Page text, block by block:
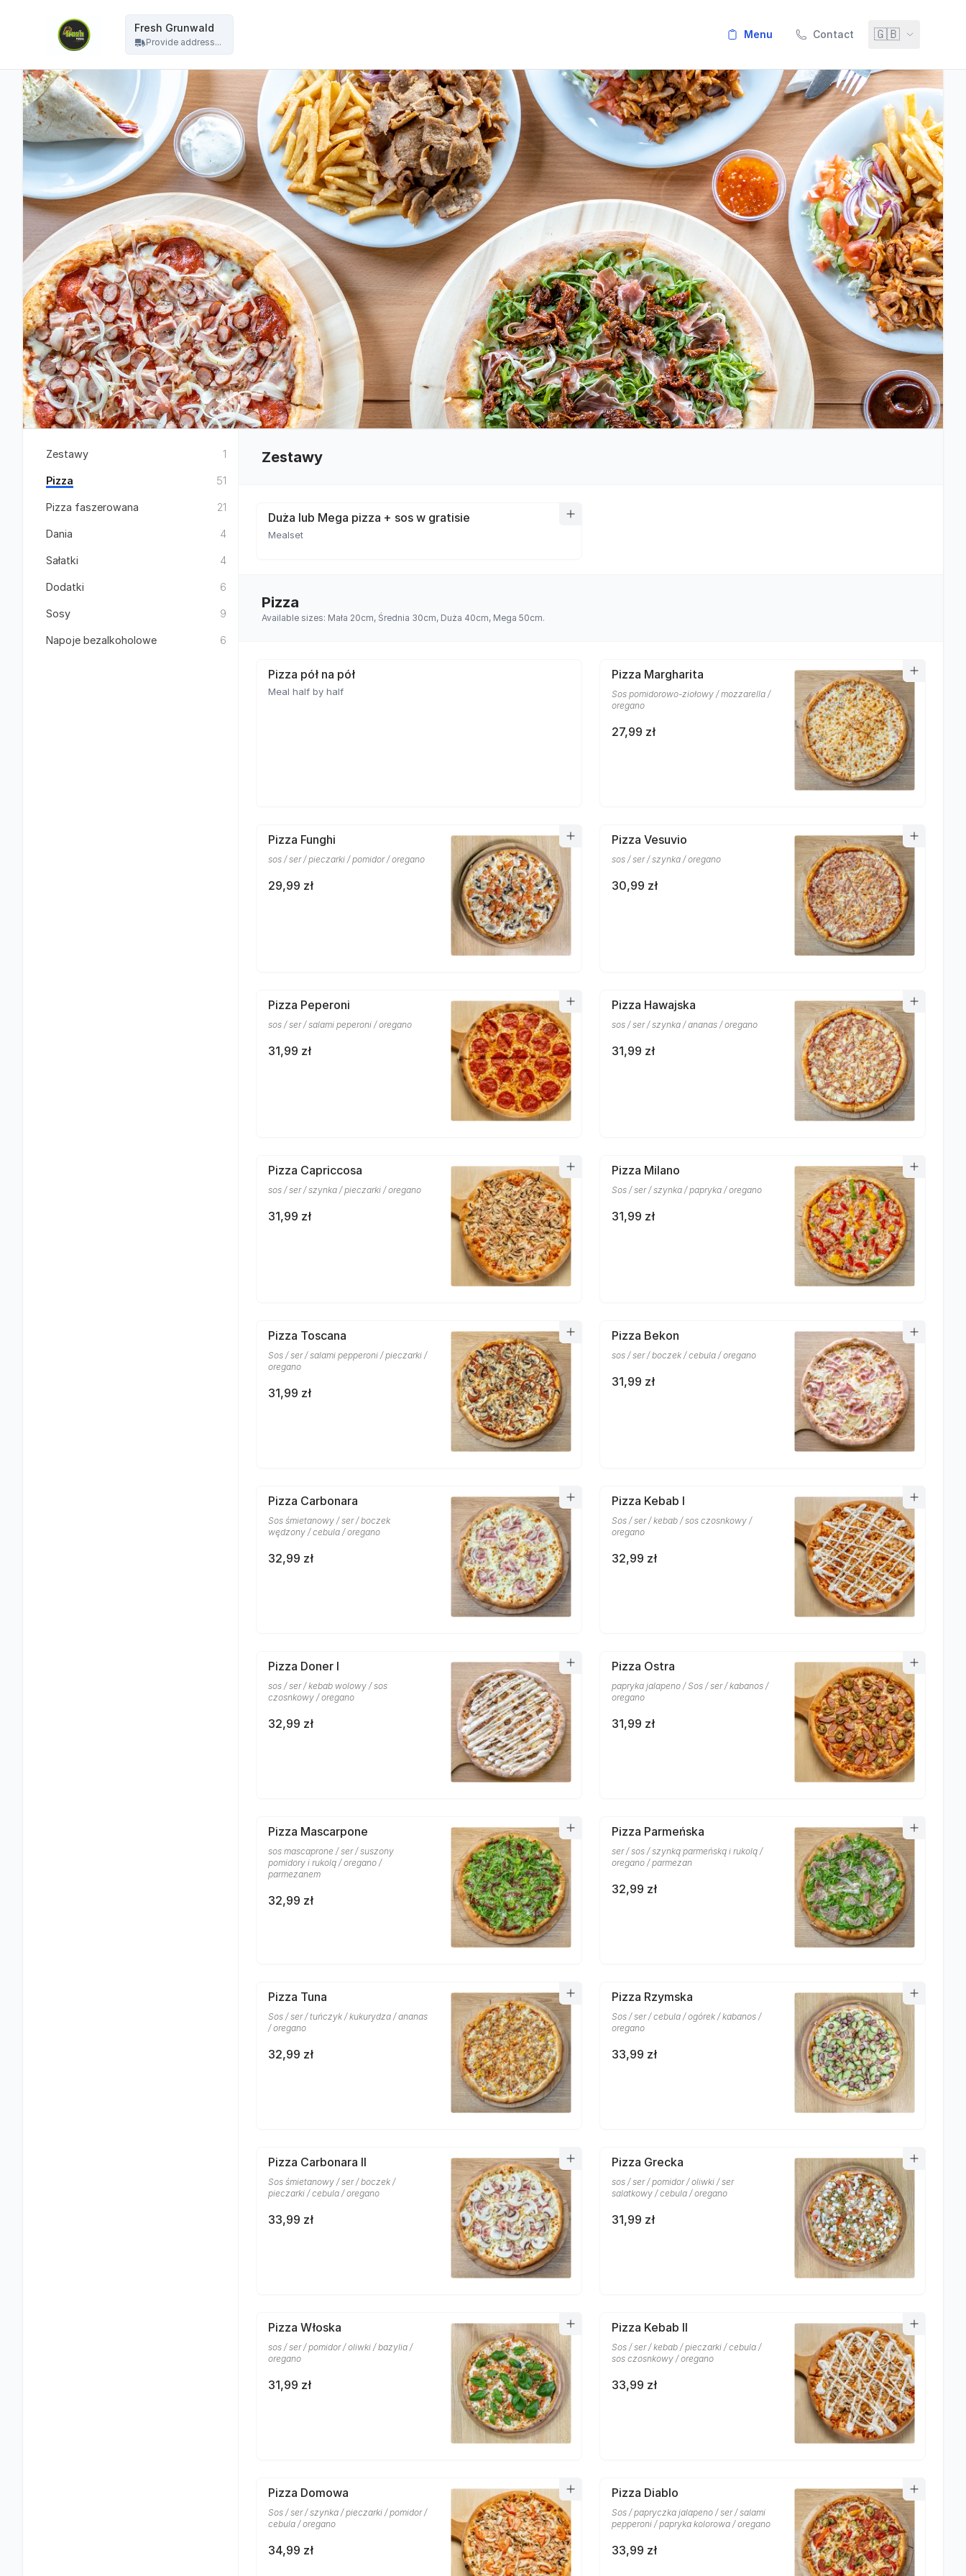
Fresh Grunwald
Provide address...
menu Contact 🇬🇧
Zestawy 1
Pizza 51
Pizza faszerowana 21
Dania 4
Sałatki 4
Dodatki 6
Sosy 9
Napoje bezalkoholowe 6
Zestawy
Duża lub Mega pizza + sos w gratisie
Mealset
Pizza
Available sizes: Mała 20cm, Średnia 30cm, Duża 40cm, Mega 50cm.
Pizza pół na pół
Meal half by half
Pizza Margharita
Sos pomidorowo-ziołowy / mozzarella /
oregano
27,99 zł
Pizza Funghi
sos / ser / pieczarki / pomidor / oregano
29,99 zł
Pizza Vesuvio
sos / ser / szynka / oregano
30,99 zł
Pizza Peperoni
sos / ser / salami peperoni / oregano
31,99 zł
Pizza Hawajska
sos / ser / szynka / ananas / oregano
31,99 zł
Pizza Capriccosa
sos / ser / szynka / pieczarki / oregano
31,99 zł
Pizza Milano
Sos / ser / szynka / papryka / oregano
31,99 zł
Pizza Toscana
Sos / ser / salami pepperoni / pieczarki /
oregano
31,99 zł
Pizza Bekon
sos / ser / boczek / cebula / oregano
31,99 zł
Pizza Carbonara
Sos śmietanowy / ser / boczek
wędzony / cebula / oregano
32,99 zł
Pizza Kebab I
Sos / ser / kebab / sos czosnkowy /
oregano
32,99 zł
Pizza Doner I
sos / ser / kebab wolowy / sos
czosnkowy / oregano
32,99 zł
Pizza Ostra
papryka jalapeno / Sos / ser / kabanos /
oregano
31,99 zł
Pizza Mascarpone
sos mascaprone / ser / suszony
pomidory i rukolą / oregano /
parmezanem
32,99 zł
Pizza Parmeńska
ser / sos / szynką parmeńską i rukolą /
oregano / parmezan
32,99 zł
Pizza Tuna
Sos / ser / tuńczyk / kukurydza / ananas
/ oregano
32,99 zł
Pizza Rzymska
Sos / ser / cebula / ogórek / kabanos /
oregano
33,99 zł
Pizza Carbonara II
Sos śmietanowy / ser / boczek /
pieczarki / cebula / oregano
33,99 zł
Pizza Grecka
sos / ser / pomidor / oliwki / ser
salatkowy / cebula / oregano
31,99 zł
Pizza Włoska
sos / ser / pomidor / oliwki / bazylia /
oregano
31,99 zł
Pizza Kebab II
Sos / ser / kebab / pieczarki / cebula /
sos czosnkowy / oregano
33,99 zł
Pizza Domowa
Sos / ser / szynka / pieczarki / pomidor /
cebula / oregano
34,99 zł
Pizza Diablo
Sos / papryczka jalapeno / ser / salami
pepperoni / papryka kolorowa / oregano
33,99 zł